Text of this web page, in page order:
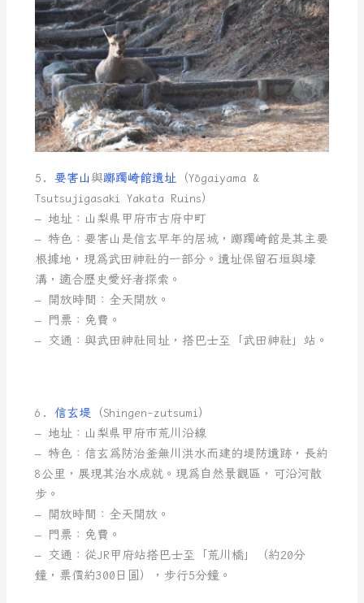
5.要害山與躑躅崎館遺址 （Yōgaiyama &
Tsutsujigasaki Yakata Ruins）
– 地址：山梨県甲府市古府中町
– 特色：要害山是信玄早年的居城，躑躅崎館是其主要
根據地，現為武田神社的一部分。遺址保留石垣與壕
溝，適合歷史愛好者探索。
– 開放時間：全天開放。
– 門票：免費。
– 交通：與武田神社同址，搭巴士至「武田神社」站。
6.信玄堤 （Shingen-zutsumi）
– 地址：山梨県甲府市荒川沿線
– 特色：信玄為防治釜無川洪水而建的堤防遺跡，長約
8公里，展現其治水成就。現為自然景觀區，可沿河散
步。
– 開放時間：全天開放。
– 門票：免費。
– 交通：從JR甲府站搭巴士至「荒川橋」（約20分
鐘，票價約300日圓），步行5分鐘。